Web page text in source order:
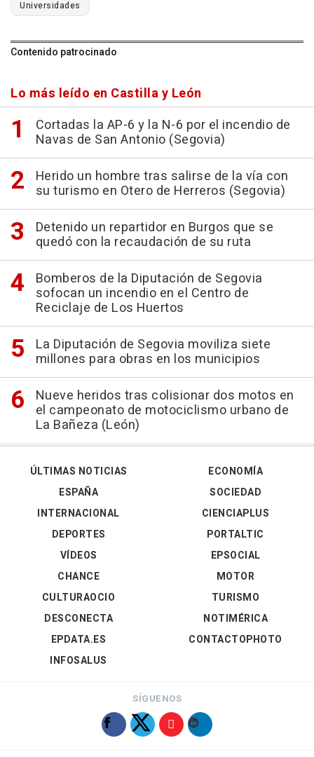
Universidades
Contenido patrocinado
Lo más leído en Castilla y León
Cortadas la AP-6 y la N-6 por el incendio de
Navas de San Antonio (Segovia)
Herido un hombre tras salirse de la vía con
su turismo en Otero de Herreros (Segovia)
Detenido un repartidor en Burgos que se
quedó con la recaudación de su ruta
Bomberos de la Diputación de Segovia
sofocan un incendio en el Centro de
Reciclaje de Los Huertos
La Diputación de Segovia moviliza siete
millones para obras en los municipios
Nueve heridos tras colisionar dos motos en
el campeonato de motociclismo urbano de
La Bañeza (León)
ÚLTIMAS NOTICIAS
ESPAÑA
INTERNACIONAL
DEPORTES
VÍDEOS
ECONOMÍA
SOCIEDAD
CIENCIAPLUS
PORTALTIC
EPSOCIAL
CHANCE
CULTURAOCIO
DESCONECTA
EPDATA.ES
INFOSALUS
MOTOR
TURISMO
NOTIMÉRICA
CONTACTOPHOTO
SÍGUENOS